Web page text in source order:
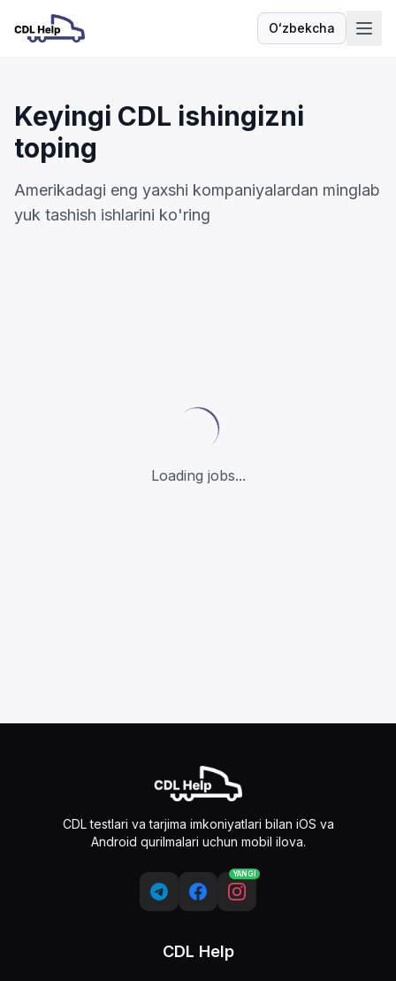
Oʻzbekcha
Til
Keyingi CDL ishingizni
toping
Amerikadagi eng yaxshi kompaniyalardan minglab
yuk tashish ishlarini ko'ring
Loading jobs...
CDL testlari va tarjima imkoniyatlari bilan iOS va
Android qurilmalari uchun mobil ilova.
YANGI
CDL Help